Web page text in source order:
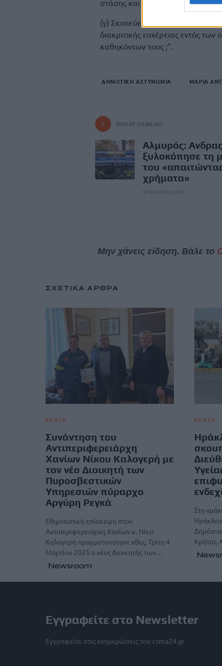
στάσης και στάθμευσης στους
(γ) Σκοπεύετε να δώσετε οδηγίες
διακριτικής ευχέρειας εντός
καθηκόντων τους ;”.
ΔΗΜΟΤΙΚΗ ΑΣΤΥΝΟΜΙΑ ΜΑΡΙΑ
ΠΡΟΗΓΟΎΜΕΝΟ
Αλμυρός: Ανδρας
ξυλοκόπησε τη
του
χρήματα»
18 Ιουνίου, 2026
Μην χάνεις είδηση. Βάλε το
ΣΧΕΤΙΚΆ ΆΡΘΡΑ
ΚΡΗΤΗ
Συνάντηση του
Αντιπεριφερειάρχη
Χανίων Νίκου Καλογερή με
τον νέο Διοικητή των
Πυροσβεστικών
Υπηρεσιών πύραρχο
Αργύρη Ρεγκά
Εθιμοτυπική επίσκεψη στον
Αντιπεριφερειάρχη Χανίων κ. Νίκο
Καλογερή πραγματοποίησε χθες, Τρίτη 4
Μαρτίου 2025 ο νέος Διοικητής των…
Newsroom
ΚΡΗΤΗ
Στη
Κρήτης.
Εγγραφείτε στο Newsletter
Εγγραφείτε στις ενημερώσεις του creta24.gr